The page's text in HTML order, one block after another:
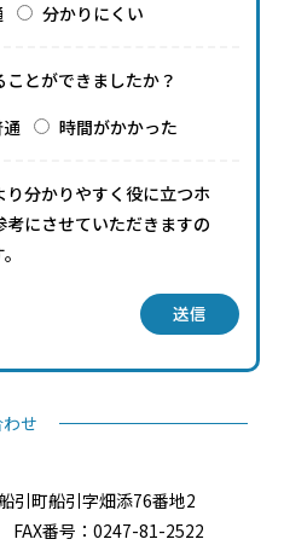
分かりにくい
とができましたか？
時間がかかった
分かりやすく役に立つホ
にさせていただきますの
送信
せ
引町船引字畑添76番地2
番号：0247-81-2522